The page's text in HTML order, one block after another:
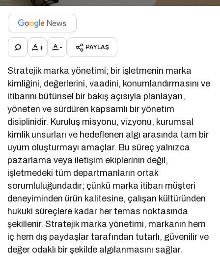
+ - PAYLAŞ
Stratejik marka yönetimi; bir işletmenin marka
kimliğini, değerlerini, vaadini, konumlandırmasını ve
itibarını bütünsel bir bakış açısıyla planlayan,
yöneten ve sürdüren kapsamlı bir yönetim
disiplinidir. Kuruluş misyonu, vizyonu, kurumsal
kimlik unsurları ve hedeflenen algı arasında tam bir
uyum oluşturmayı amaçlar. Bu süreç yalnızca
pazarlama veya iletişim ekiplerinin değil,
işletmedeki tüm departmanların ortak
sorumluluğundadır; çünkü marka itibarı müşteri
deneyiminden ürün kalitesine, çalışan kültüründen
hukuki süreçlere kadar her temas noktasında
şekillenir. Stratejik marka yönetimi, markanın hem
iç hem dış paydaşlar tarafından tutarlı, güvenilir ve
değer odaklı bir şekilde algılanmasını sağlar.